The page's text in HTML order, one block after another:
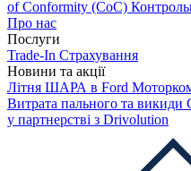
of Conformity (CoC)
Про нас
Послуги
Trade-In Страхування
Новини та акції
Літня ШАРА в Ford
Витрата пального та викиди
у партнерстві з Drivolution